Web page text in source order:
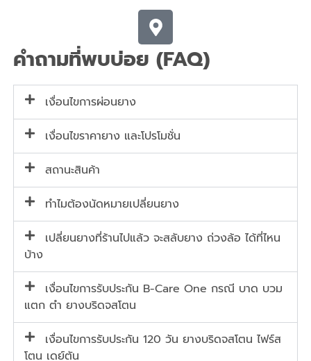
คำถามที่พบบ่อย (FAQ)
เงื่อนไขการผ่อนยาง
เงื่อนไขราคายาง และโปรโมชั่น
สถานะสินค้า
ทำไมต้องนัดหมายเปลี่ยนยาง
เปลี่ยนยางที่ร้านไปแล้ว จะสลับยาง ถ่วงล้อ ได้ที่ไหน
บ้าง
เงื่อนไขการรับประกัน B-Care One กรณี บาด บวม
แตก ตำ ยางบริดจสโตน
เงื่อนไขการรับประกัน 120 วัน ยางบริดจสโตน ไฟร์ส
โตน เดย์ตัน